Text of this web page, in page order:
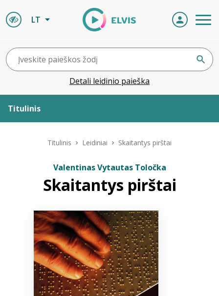
LT
Detali leidinio paieška
Titulinis
ELVIS atvyksta
Naujienos
Bibliotekoms
Titulinis Leidiniai Skaitantys pirštai
Valentinas Vytautas Toločka
Skaitantys pirštai